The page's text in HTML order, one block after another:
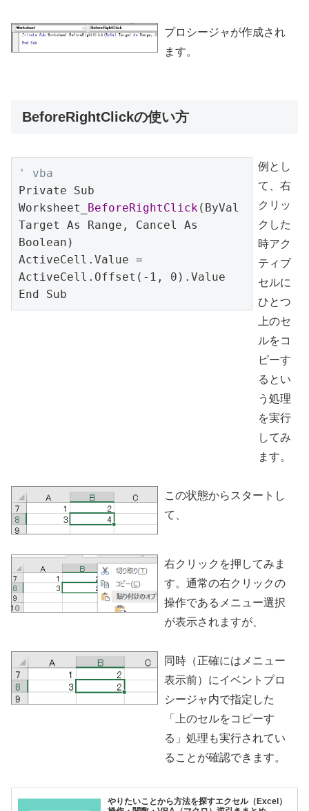
プロシージャが作成され
ます。
BeforeRightClickの使い方
' vba
Private Sub
Worksheet_ BeforeRightClick (ByVal
Target As Range, Cancel As
Boolean)
ActiveCell.Value =
ActiveCell.Offset(-1, 0).Value
End Sub
例とし
て、右
クリッ
クした
時アク
ティブ
セルに
ひとつ
上のセ
ルをコ
ピーす
るとい
う処理
を実行
してみ
ます。
この状態からスタートし
て、
右クリックを押してみま
す。通常の右クリックの
操作であるメニュー選択
が表示されますが、
同時（正確にはメニュー
表示前）にイベントプロ
シージャ内で指定した
「上のセルをコピーす
る」処理も実行されてい
ることが確認できます。
やりたいことから方法を探すエクセル（Excel）